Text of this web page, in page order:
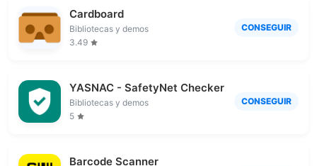
Cardboard
Bibliotecas y demos
3.49
CONSEGUIR
YASNAC - SafetyNet Checker
Bibliotecas y demos
5
CONSEGUIR
Barcode Scanner